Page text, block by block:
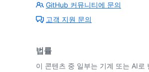
GitHub 커뮤니티에 문의
고객 지원 문의
법률
이 콘텐츠 중 일부는 기계 또는 AI로